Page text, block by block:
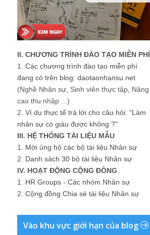
II. CHƯƠNG TRÌNH ĐÀO TẠO MIỄN PHÍ
1. Các chương trình đào tạo miễn phí
đang có trên blog: daotaonhansu.net
(Nghề Nhân sự, Sinh viên thực tập, Nâng
cao thu nhập ...)
2. Ví dụ thực tế trả lời cho câu hỏi: "Làm
nhân sự có giàu được không ?"
III. HỆ THỐNG TÀI LIỆU MẪU
1. Mời ủng hộ các bộ tài liệu Nhân sự
2. Danh sách 30 bộ tài liệu Nhân sự
IV. HOẠT ĐỘNG CỘNG ĐỒNG
1. HR Groups - Các nhóm Nhân sự
2. Cộng đồng Chia sẻ tài liệu Nhân sự
Vào khu vực giới hạn của blog